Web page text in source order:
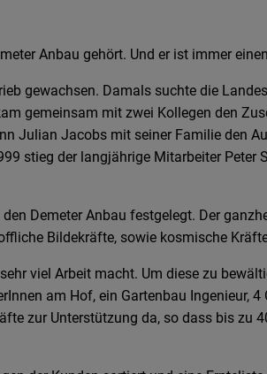
Anbau gehört. Und er ist immer
gewachsen. Damals suchte die
gemeinsam mit zwei Kollegen den
Julian Jacobs mit seiner Familie den
stieg der langjährige Mitarbeiter Peter
Demeter Anbau festgelegt. Der
Bildekräfte, sowie kosmische
viel Arbeit macht. Um diese zu
am Hof, ein Gartenbau Ingenieur,
zur Unterstützung da, so dass bis zu